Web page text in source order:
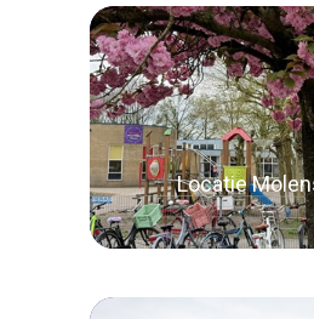
Lees
Locatie